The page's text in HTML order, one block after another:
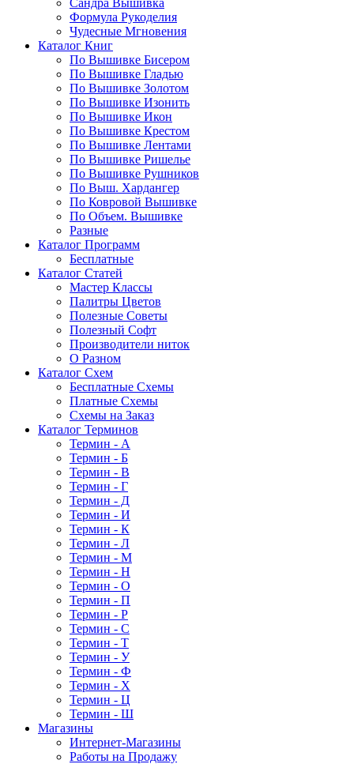
Сандра Вышивка
Формула Рукоделия
Чудесные Мгновения
Каталог Книг
По Вышивке Бисером
По Вышивке Гладью
По Вышивке Золотом
По Вышивке Изонить
По Вышивке Икон
По Вышивке Крестом
По Вышивке Лентами
По Вышивке Ришелье
По Вышивке Рушников
По Выш. Хардангер
По Ковровой Вышивке
По Объем. Вышивке
Разные
Каталог Программ
Бесплатные
Каталог Статей
Мастер Классы
Палитры Цветов
Полезные Советы
Полезный Софт
Производители ниток
О Разном
Каталог Схем
Бесплатные Схемы
Платные Схемы
Схемы на Заказ
Каталог Терминов
Термин - А
Термин - Б
Термин - В
Термин - Г
Термин - Д
Термин - И
Термин - К
Термин - Л
Термин - М
Термин - Н
Термин - О
Термин - П
Термин - Р
Термин - С
Термин - Т
Термин - У
Термин - Ф
Термин - Х
Термин - Ц
Термин - Ш
Магазины
Интернет-Магазины
Работы на Продажу